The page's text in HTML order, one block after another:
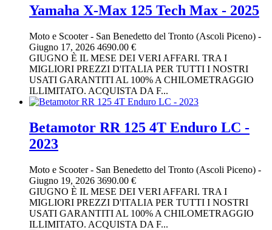
Yamaha X-Max 125 Tech Max - 2025
Moto e Scooter- San Benedetto del Tronto (Ascoli Piceno) -
Giugno 17, 2026 4690.00 €
GIUGNO È IL MESE DEI VERI AFFARI. TRA I
MIGLIORI PREZZI D'ITALIA PER TUTTI I NOSTRI
USATI GARANTITI AL 100% A CHILOMETRAGGIO
ILLIMITATO. ACQUISTA DA F...
Betamotor RR 125 4T Enduro LC -
2023
Moto e Scooter- San Benedetto del Tronto (Ascoli Piceno) -
Giugno 19, 2026 3690.00 €
GIUGNO È IL MESE DEI VERI AFFARI. TRA I
MIGLIORI PREZZI D'ITALIA PER TUTTI I NOSTRI
USATI GARANTITI AL 100% A CHILOMETRAGGIO
ILLIMITATO. ACQUISTA DA F...